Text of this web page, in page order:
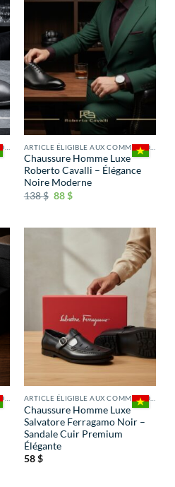
Chaussure Homme Luxe
Roberto Cavalli – Élégance
Noire Moderne
138$ 88$
Chaussure Homme Luxe
Salvatore Ferragamo Noir –
Sandale Cuir Premium
Élégante
58$